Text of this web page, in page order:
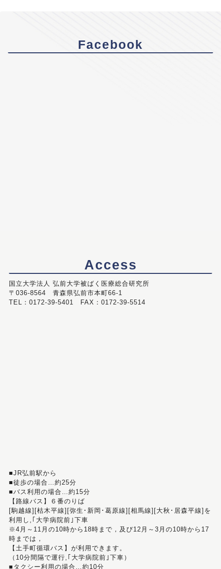
Facebook
Access
国立大学法人 弘前大学被ばく医療総合研究所
〒036-8564 青森県弘前市本町66-1
TEL：0172-39-5401 FAX：0172-39-5514
■JR弘前駅から
■徒歩の場合…約25分
■バス利用の場合…約15分
【路線バス】６番のりば
[駒越線][枯木平線][弥生･新岡･葛原線][相馬線][大秋･居森平線]を
利用し,｢大学病院前｣下車
※4月～11月の10時から18時まで，及び12月～3月の10時から17
時までは，
【土手町循環バス】が利用できます。
（10分間隔で運行,｢大学病院前｣下車）
■タクシー利用の場合…約10分